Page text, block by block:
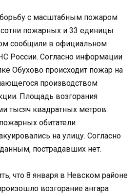
с масштабным пожаром
пожарных и 33 единицы
сообщили в официальном
России. Согласно информации
Обухово происходит пожар на
производством
Площадь возгорания
тысяч квадратных метров.
обитатели
на улицу. Согласно
пострадавших нет.
что 8 января в Невском районе
возгорание ангара